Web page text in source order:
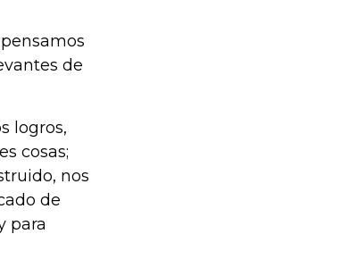
de
logros,
cosas;
nos
de
para